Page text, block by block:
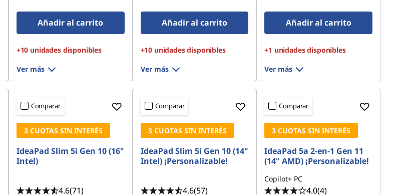
Gen4 QLC
Añadir al carrito
+10 unidades disponibles
Ver más
Añadir al carrito
+10 unidades disponibles
Ver más
Añadir al carrito
+1 unidades disponibles
Ver más
Comparar
3 CUOTAS SIN INTERÉS
IdeaPad Slim 5i Gen 10 (16"
Intel)
4.6(71)
Comparar
3 CUOTAS SIN INTERÉS
IdeaPad Slim 5i Gen 10 (14"
Intel) ¡Personalizable!
4.6(57)
Comparar
3 CUOTAS SIN INTERÉS
IdeaPad 5a 2-en-1 Gen 11
(14" AMD) ¡Personalizable!
Copilot+ PC
4.0(4)